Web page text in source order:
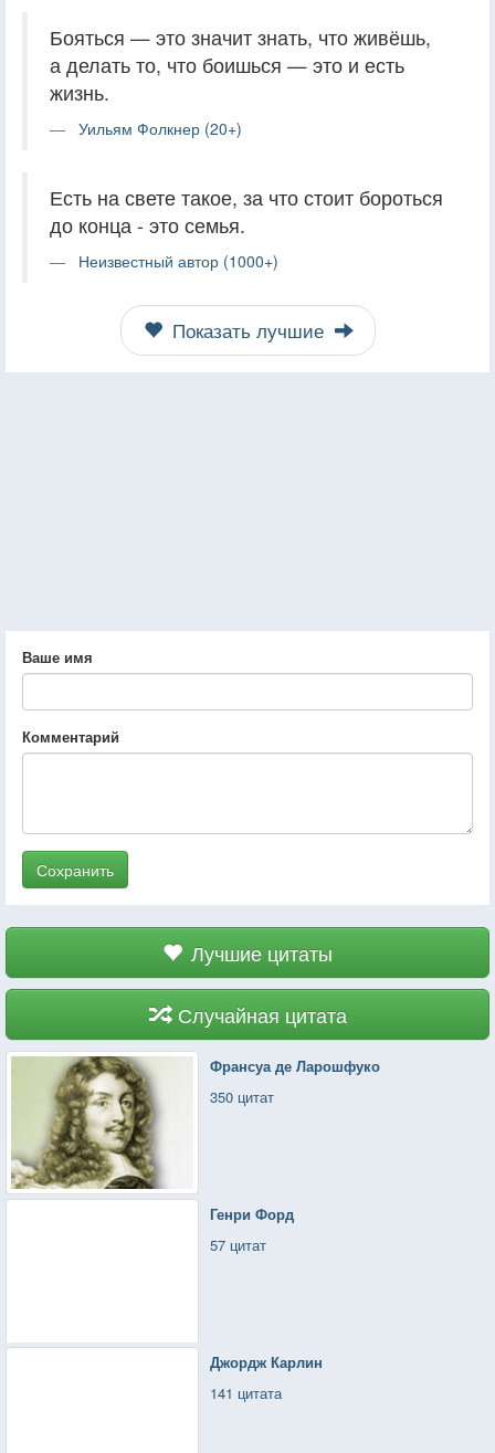
Бояться — это значит знать, что живёшь,
а делать то, что боишься — это и есть
жизнь.
Уильям Фолкнер (20+)
Есть на свете такое, за что стоит бороться
до конца - это семья.
Неизвестный автор (1000+)
Показать лучшие
Ваше имя
Комментарий
Сохранить
Лучшие цитаты
Случайная цитата
Франсуа де Ларошфуко
350 цитат
Генри Форд
57 цитат
Джордж Карлин
141 цитата